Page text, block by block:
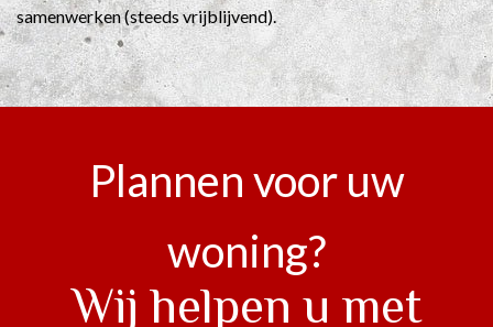
samenwerken (steeds vrijblijvend).
Plannen voor uw
woning?
Wij helpen u met